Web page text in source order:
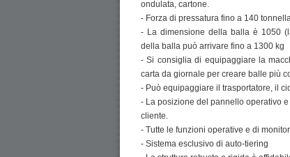
ondulata, cartone.
- Forza di pressatura fino a 140
- La dimensione della balla è 1050
della balla può arrivare fino a 1300 kg
- Si consiglia di equipaggiare la
carta da giornale per creare balle più
- Può equipaggiare il trasportatore, il
- La posizione del pannello operativo
cliente.
- Tutte le funzioni operative e di
- Sistema esclusivo di auto-tiering